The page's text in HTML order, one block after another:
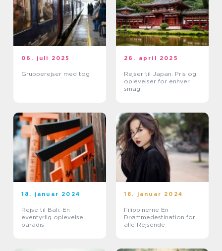
06. juli 2025
Grupperejser med tog
26. april 2025
Rejser til Japan: Pris og
oplevelser for enhver
smag
18. januar 2024
Rejse til Bali: En
eventyrlig oplevelse i
paradis
18. januar 2024
Filippinerne En
Drømmedestination for
alle Rejsende